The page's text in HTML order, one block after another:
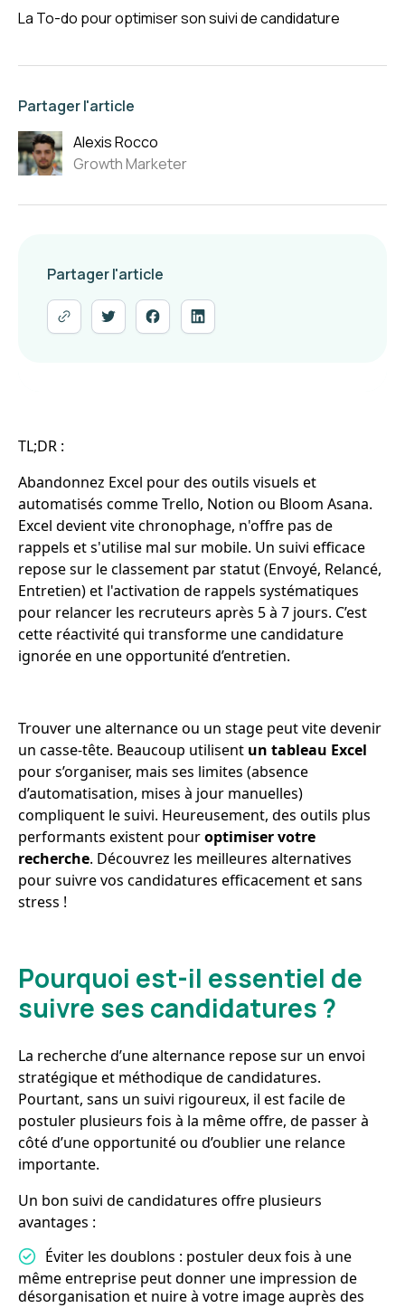
La To-do pour optimiser son suivi de candidature
Partager l'article
Alexis Rocco
Growth Marketer
Partager l'article
TL;DR :
Abandonnez Excel pour des outils visuels et
automatisés comme Trello, Notion ou Bloom Asana.
Excel devient vite chronophage, n'offre pas de
rappels et s'utilise mal sur mobile. Un suivi efficace
repose sur le classement par statut (Envoyé, Relancé,
Entretien) et l'activation de rappels systématiques
pour relancer les recruteurs après 5 à 7 jours. C’est
cette réactivité qui transforme une candidature
ignorée en une opportunité d’entretien.
Trouver une alternance ou un stage peut vite devenir
un casse-tête. Beaucoup utilisent un tableau Excel
pour s’organiser, mais ses limites (absence
d’automatisation, mises à jour manuelles)
compliquent le suivi. Heureusement, des outils plus
performants existent pouroptimiser votre
recherche. Découvrez les meilleures alternatives
pour suivre vos candidatures efficacement et sans
stress !
Pourquoi est-il essentiel de
suivre ses candidatures ?
La recherche d’une alternance repose sur un envoi
stratégique et méthodique de candidatures.
Pourtant, sans un suivi rigoureux, il est facile de
postuler plusieurs fois à la même offre, de passer à
côté d’une opportunité ou d’oublier une relance
importante.
Un bon suivi de candidatures offre plusieurs
avantages :
Éviter les doublons : postuler deux fois à une
même entreprise peut donner une impression de
désorganisation et nuire à votre image auprès des